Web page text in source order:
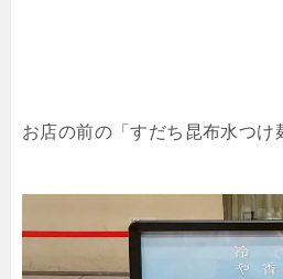
お店の前の「すだち昆布水つけ